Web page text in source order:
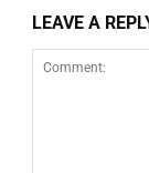
LEAVE A